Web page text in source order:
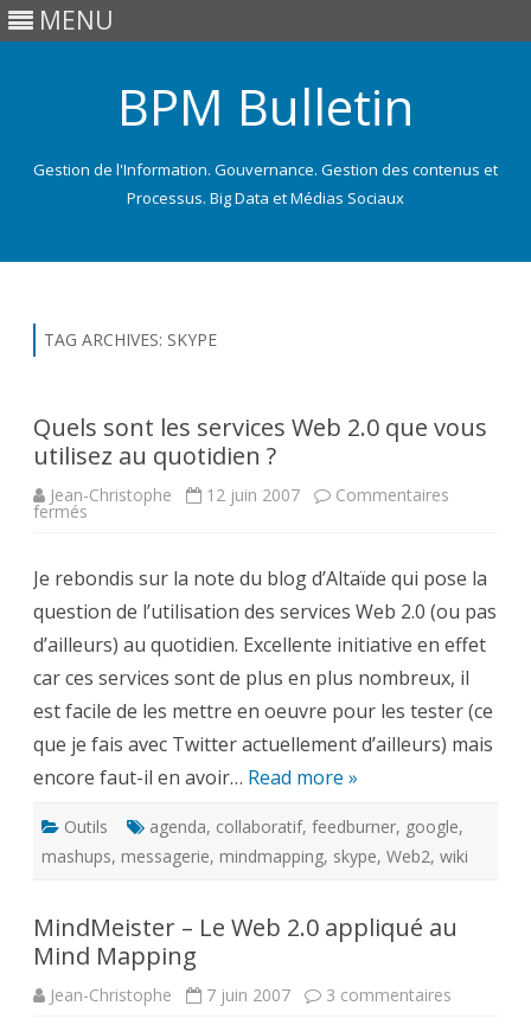
MENU
BPM Bulletin
Gestion de l'Information. Gouvernance. Gestion des contenus et
Processus. Big Data et Médias Sociaux
TAG ARCHIVES: SKYPE
Quels sont les services Web 2.0 que vous
utilisez au quotidien ?
Jean-Christophe 12 juin 2007 Commentaires
fermés
services
Web
2.0
que
vous
utilisez
au
quotidien
?
Je rebondis sur la note du blog d’Altaïde qui pose la
question de l’utilisation des services Web 2.0 (ou pas
d’ailleurs) au quotidien. Excellente initiative en effet
car ces services sont de plus en plus nombreux, il
est facile de les mettre en oeuvre pour les tester (ce
que je fais avec Twitter actuellement d’ailleurs) mais
encore faut-il en avoir… Read more »
Outils agenda, collaboratif, feedburner, google,
mashups, messagerie, mindmapping, skype, Web2, wiki
MindMeister – Le Web 2.0 appliqué au
Mind Mapping
Jean-Christophe 7 juin 2007 3 commentaires